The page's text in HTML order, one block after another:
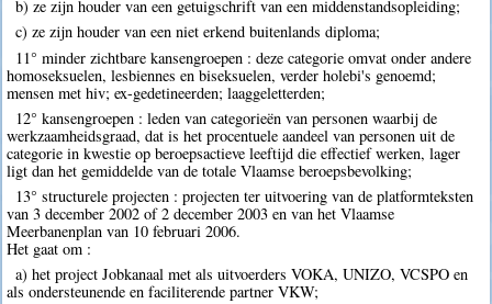
b) ze zijn houder van een getuigschrift van een middenstandsopleiding;
c) ze zijn houder van een niet erkend buitenlands diploma;
11° minder zichtbare kansengroepen : deze categorie omvat onder andere
homoseksuelen, lesbiennes en biseksuelen, verder holebi's genoemd;
mensen met hiv; ex-gedetineerden; laaggeletterden;
12° kansengroepen : leden van categorieën van personen waarbij de
werkzaamheidsgraad, dat is het procentuele aandeel van personen uit de
categorie in kwestie op beroepsactieve leeftijd die effectief werken, lager
ligt dan het gemiddelde van de totale Vlaamse beroepsbevolking;
13° structurele projecten : projecten ter uitvoering van de platformteksten
van 3 december 2002 of 2 december 2003 en van het Vlaamse
Meerbanenplan van 10 februari 2006.
Het gaat om :
a) het project Jobkanaal met als uitvoerders VOKA, UNIZO, VCSPO en
als ondersteunende en faciliterende partner VKW;